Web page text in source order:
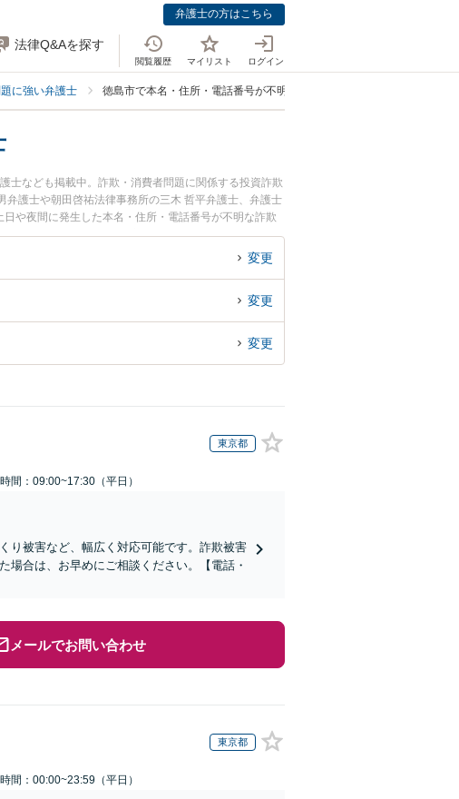
弁護士の方はこちら
法律Q&Aを探す
閲覧履歴 マイリスト ログイン
に強い弁護士 徳島市で本名・住所・電話番号が不明に強い弁護士
士なども掲載中。詐欺・消費者問題に関係する投資詐欺
護士や朝田啓祐法律事務所の三木 哲平弁護士、弁護士
や夜間に発生した本名・住所・電話番号が不明な詐欺
弁護士を検索したい』『初回相談無料で本名・住所・電
変更
変更
変更
東京都
間：09:00~17:30（平日）
り被害など、幅広く対応可能です。詐欺被害
場合は、お早めにご相談ください。【電話・
メールでお問い合わせ
東京都
間：00:00~23:59（平日）